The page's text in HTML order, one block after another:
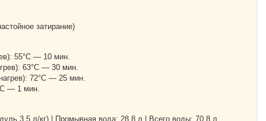
затирание)
55°С — 10 мин.
63°С — 30 мин.
72°С — 25 мин.
— 1 мин.
3.5 л/кг) | Промывная вода: 28.8 л | Всего воды: 70.8 л